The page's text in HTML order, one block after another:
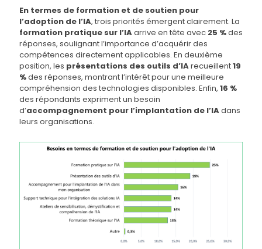
En termes de formation et de soutien pour
l’adoption de l’IA, trois priorités émergent clairement. La
formation pratique sur l’IAarrive en tête avec 25 %des
réponses, soulignant l’importance d’acquérir des
compétences directement applicables. En deuxième
position, les présentations des outils d’IArecueillent19
%des réponses, montrant l’intérêt pour une meilleure
compréhension des technologies disponibles. Enfin, 16 %
des répondants expriment un besoin
d’accompagnement pour l’implantation de l’IAdans
leurs organisations.